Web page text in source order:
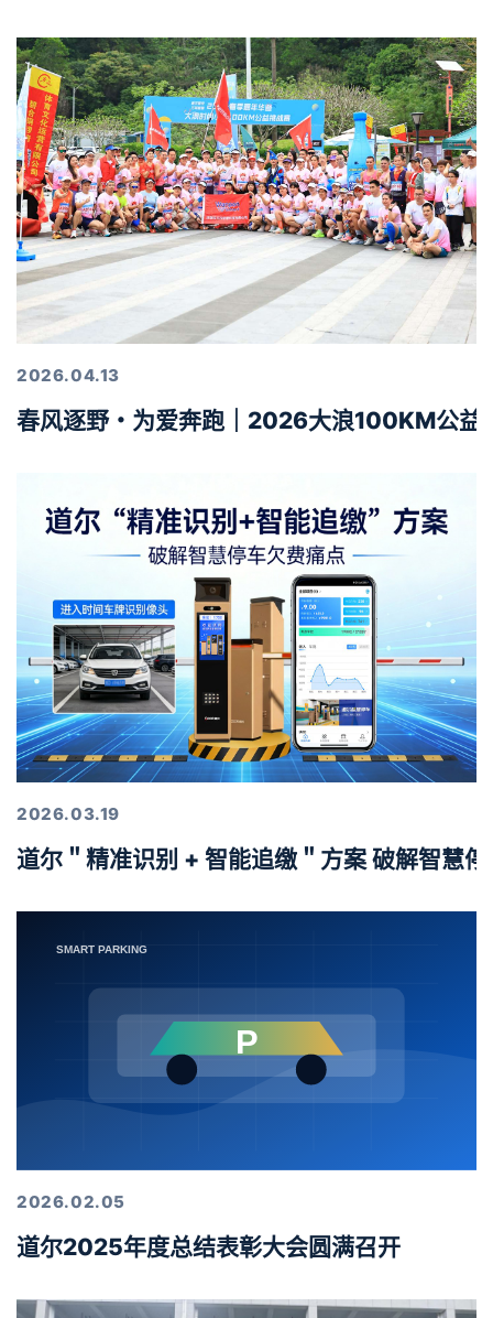
2026.04.13
春风逐野・为爱奔跑｜2026大浪100KM公益
2026.03.19
道尔＂精准识别 + 智能追缴＂方案 破解智慧
2026.02.05
道尔2025年度总结表彰大会圆满召开